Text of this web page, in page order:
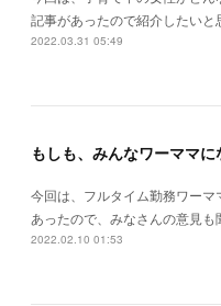
記事があったので紹介したい
2022.03.31 05:49
もしも、みんなワーママ
今回は、フルタイム勤務ワー
あったので、みなさんの意見
2022.02.10 01:53